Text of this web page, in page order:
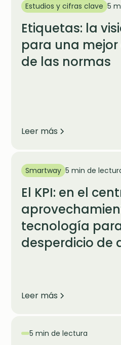
Estudios y cifras clave 5
Etiquetas: la
para una
de las normas
Leer más
Smartway 5 min de
El KPI: en el
tecnología
desperdicio de
Leer más
5 min de lectura